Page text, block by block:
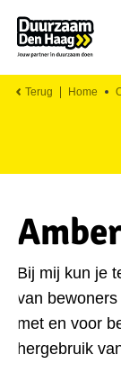
Terug Home
Bij mij kun je
van
met en voor
hergebruik